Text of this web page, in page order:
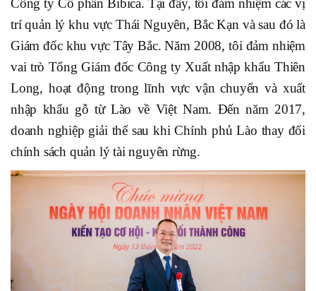
Công ty Cổ phần Bibica. Tại đây, tôi đảm nhiệm các vị
trí quản lý khu vực Thái Nguyên, Bắc Kạn và sau đó là
Giám đốc khu vực Tây Bắc. Năm 2008, tôi đảm nhiệm
vai trò Tổng Giám đốc Công ty Xuất nhập khẩu Thiên
Long, hoạt động trong lĩnh vực vận chuyển và xuất
nhập khẩu gỗ từ Lào về Việt Nam. Đến năm 2017,
doanh nghiệp giải thể sau khi Chính phủ Lào thay đổi
chính sách quản lý tài nguyên rừng.